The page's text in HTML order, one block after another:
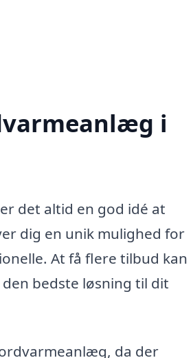
i
det altid en god idé at
dig en unik mulighed for
At få flere tilbud kan
bedste løsning til dit
da der